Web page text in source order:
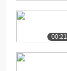
00:21